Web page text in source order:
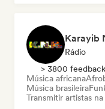
Karayib
Rádio
> 3800
Música africana
Música brasileira
Transmitir artistas